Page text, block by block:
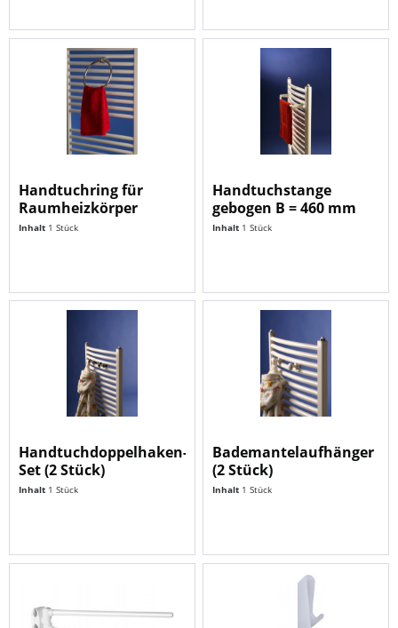
Handtuchring für
Raumheizkörper
Inhalt 1 Stück
Handtuchstange
gebogen B = 460 mm
Inhalt 1 Stück
Handtuchdoppelhaken-
Set (2 Stück)
Inhalt 1 Stück
Bademantelaufhänger
(2 Stück)
Inhalt 1 Stück